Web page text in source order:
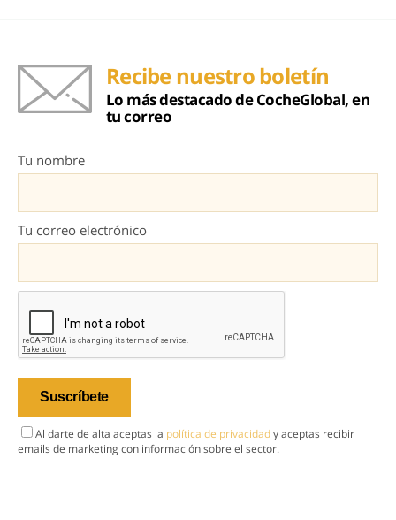
Recibe nuestro boletín
Lo más destacado de CocheGlobal, en
tu correo
Tu nombre
Tu correo electrónico
Al darte de alta aceptas la política de privacidady aceptas recibir
emails de marketing con información sobre el sector.